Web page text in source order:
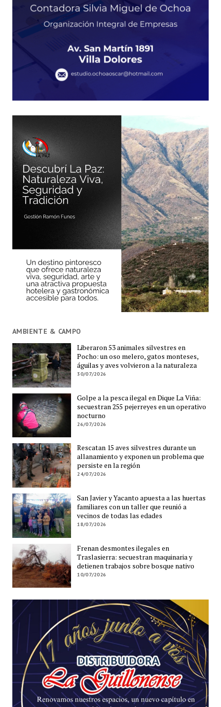
AMBIENTE & CAMPO
Liberaron 53 animales silvestres en
Pocho: un oso melero, gatos monteses,
águilas y aves volvieron a la naturaleza
30/07/2026
Golpe a la pesca ilegal en Dique La Viña:
secuestran 255 pejerreyes en un operativo
nocturno
26/07/2026
Rescatan 15 aves silvestres durante un
allanamiento y exponen un problema que
persiste en la región
24/07/2026
San Javier y Yacanto apuesta a las huertas
familiares con un taller que reunió a
vecinos de todas las edades
18/07/2026
Frenan desmontes ilegales en
Traslasierra: secuestran maquinaria y
detienen trabajos sobre bosque nativo
10/07/2026